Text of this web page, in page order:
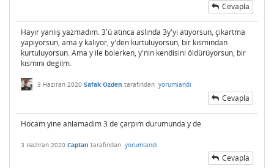
Cevapla
Hayır yanlış yazmadım. 3'ü atınca aslında 3y'yi atıyorsun, çıkartma
yapıyorsun, ama y kalıyor, y'den kurtuluyorsun, bir kısmından
kurtuluyorsun. Ama y ile bolerken, y'nin kendisini öldürüyorsun, bir
kısmını degilm.
3 Haziran 2020 Safak Ozden tarafından yorumlandı
Cevapla
Hocam yine anlamadım 3 de çarpım durumunda y de
3 Haziran 2020 Captan tarafından yorumlandı
Cevapla